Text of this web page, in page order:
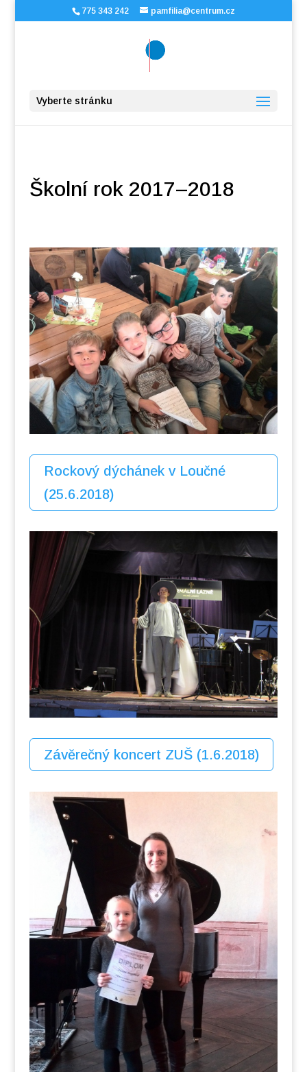
775 343 242 pamfilia@centrum.cz
Vyberte stránku
Školní rok 2017–2018
Rockový dýchánek v Loučné
(25.6.2018)
Závěrečný koncert ZUŠ (1.6.2018)